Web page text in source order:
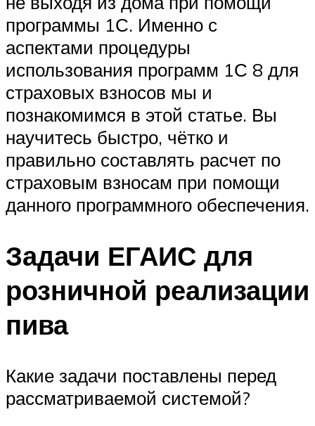
программы 1С. Именно с
аспектами процедуры
использования программ 1С 8 для
страховых взносов мы и
познакомимся в этой статье. Вы
научитесь быстро, чётко и
правильно составлять расчет по
страховым взносам при помощи
данного программного обеспечения.
Задачи ЕГАИС для
розничной реализации
пива
Какие задачи поставлены перед
рассматриваемой системой?